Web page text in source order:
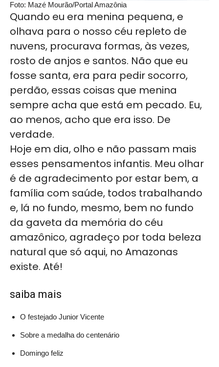
Foto: Mazé Mourão/Portal Amazônia
Quando eu era menina pequena, e
olhava para o nosso céu repleto de
nuvens, procurava formas, às vezes,
rosto de anjos e santos. Não que eu
fosse santa, era para pedir socorro,
perdão, essas coisas que menina
sempre acha que está em pecado. Eu,
ao menos, acho que era isso. De
verdade.
Hoje em dia, olho e não passam mais
esses pensamentos infantis. Meu olhar
é de agradecimento por estar bem, a
família com saúde, todos trabalhando
e, lá no fundo, mesmo, bem no fundo
da gaveta da memória do céu
amazônico, agradeço por toda beleza
natural que só aqui, no Amazonas
existe. Até!
saiba mais
O festejado Junior Vicente
Sobre a medalha do centenário
Domingo feliz